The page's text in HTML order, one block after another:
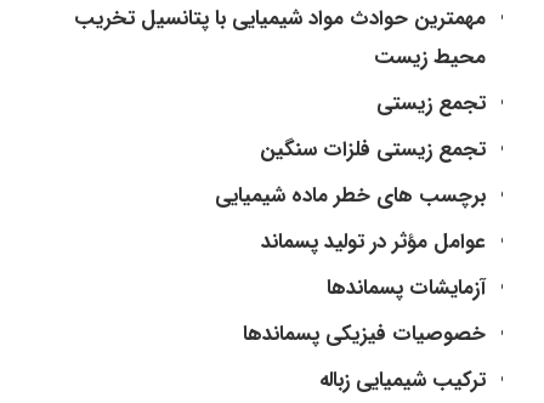
مهمترین حوادث مواد شیمیایی با پتانسیل تخریب
محیط زیست
تجمع زیستی
تجمع زیستی فلزات سنگین
برچسب های خطر ماده شیمیایی
عوامل مؤثر در تولید پسماند
آزمایشات پسماندها
خصوصیات فیزیکی پسماندها
ترکیب شیمیایی زباله